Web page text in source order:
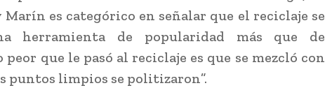
es categórico en señalar que el reciclaje se
herramienta de popularidad más que de
peor que le pasó al reciclaje es que se mezcló con
puntos limpios se politizaron”.